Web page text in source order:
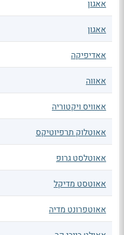
אאגון
אאגון
אאדיפיקה
אאווה
אאוויס ויקטוריה
אאוטלוק תרפיוטיקס
אאוטלסט גרופ
אאוטסט מדיקל
אאוטפרונט מדיה